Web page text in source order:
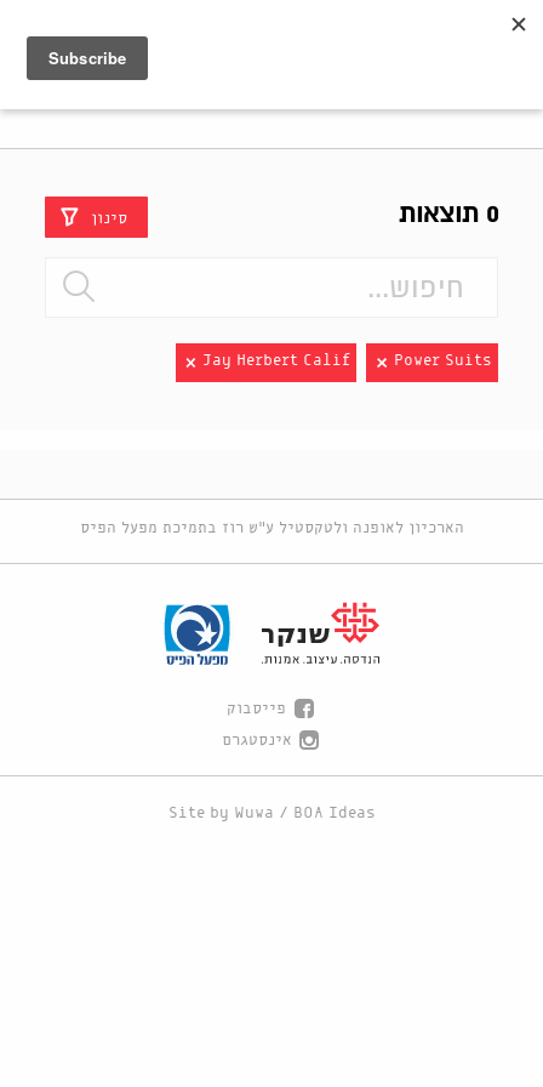
0 תוצאות סינון
Power Suits
Jay Herbert Calif
הארכיון לאופנה ולטקסטיל ע"ש רוז בתמיכת מפעל הפיס
פייסבוק
אינסטגרם
Site by Wuwa / BOA Ideas